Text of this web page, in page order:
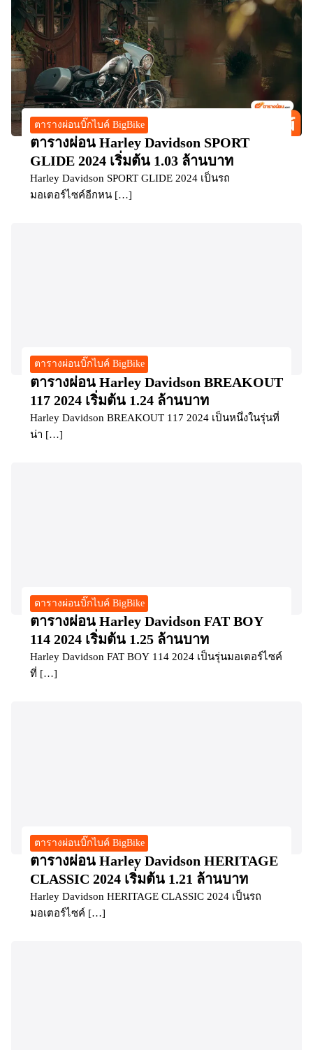
ตารางผ่อนบิ๊กไบค์ BigBike
ตารางผ่อน Harley Davidson SPORT
GLIDE 2024 เริ่มต้น 1.03 ล้านบาท
Harley Davidson SPORT GLIDE 2024 เป็นรถ
มอเตอร์ไซค์อีกหน […]
ตารางผ่อนบิ๊กไบค์ BigBike
ตารางผ่อน Harley Davidson BREAKOUT
117 2024 เริ่มต้น 1.24 ล้านบาท
Harley Davidson BREAKOUT 117 2024 เป็นหนึ่งในรุ่นที่
น่า […]
ตารางผ่อนบิ๊กไบค์ BigBike
ตารางผ่อน Harley Davidson FAT BOY
114 2024 เริ่มต้น 1.25 ล้านบาท
Harley Davidson FAT BOY 114 2024 เป็นรุ่นมอเตอร์ไซค์
ที่ […]
ตารางผ่อนบิ๊กไบค์ BigBike
ตารางผ่อน Harley Davidson HERITAGE
CLASSIC 2024 เริ่มต้น 1.21 ล้านบาท
Harley Davidson HERITAGE CLASSIC 2024 เป็นรถ
มอเตอร์ไซค์ […]